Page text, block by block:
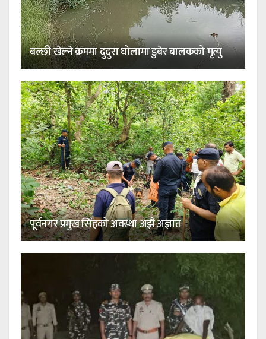
बल्छी खेल्ने क्रममा दुदुरा घोलामा डुबेर बालकको मृत्यु
पूर्वनगर प्रमुख सिंहको अवस्था अझै अज्ञात